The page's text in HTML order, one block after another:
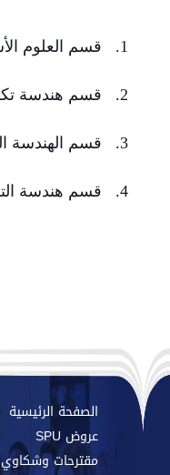
1. قسم العلوم الأساسية.
2. قسم هندسة تكنولوجيا المواد والبناء.
3. قسم الهندسة المعمارية والتصميمات التنفيذية.
4. قسم هندسة التشييد.
الصفحة الرئيسية
عروض SPU
مقترحات وشكاوي